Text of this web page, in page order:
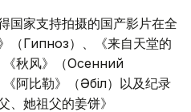
国家支持拍摄的国产影片在全
（Гипноз）、《来自天堂的
秋风》（Осенний
阿比勒》（Әбіл）以及纪录
、她祖父的姜饼》